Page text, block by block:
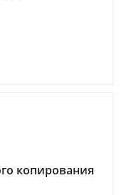
копирования